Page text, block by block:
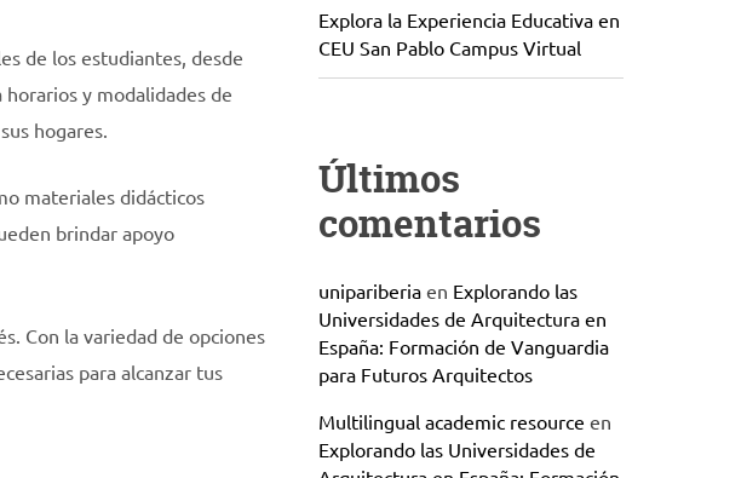
de los estudiantes, desde
y modalidades de
hogares.
materiales didácticos
brindar apoyo
Con la variedad de opciones
para alcanzar tus
Explora la Experiencia Educativa en
CEU San Pablo Campus Virtual
Últimos
comentarios
unipariberiaen Explorando las
Universidades de Arquitectura en
España: Formación de Vanguardia
para Futuros Arquitectos
Multilingual academic resource en
Explorando las Universidades de